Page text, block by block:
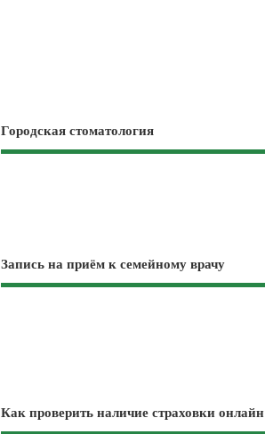
Городская стоматология
Запись на приём к семейному врачу
Как проверить наличие страховки онлайн